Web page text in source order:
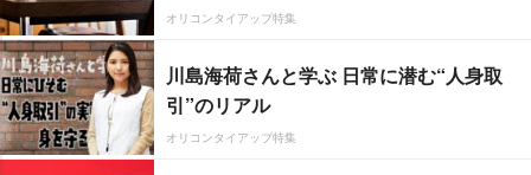
オリコンタイアップ特集
川島海荷さんと学ぶ 日常に潜む“人身取
引”のリアル
オリコンタイアップ特集